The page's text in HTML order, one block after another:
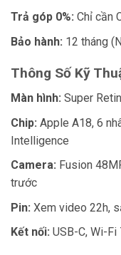
Trả góp 0%: Chỉ cần
Bảo hành: 12 tháng
Thông Số Kỹ
Màn hình: Super
Chip: Apple A18, 6
Intelligence
Camera: Fusion
trước
Pin: Xem video 22h,
Kết nối: USB-C, Wi-Fi